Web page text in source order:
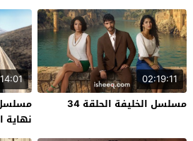
02:19:11
مسلسل الخليفة الحلقة 34
نهاية